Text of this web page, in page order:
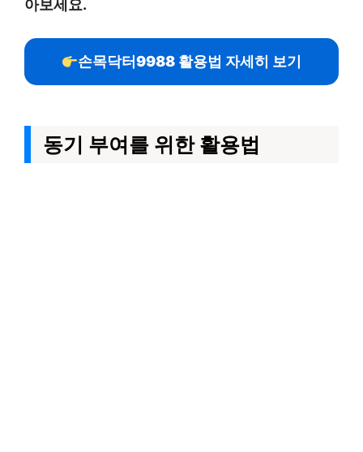
아보세요.
손목닥터9988 활용법 자세히 보기
동기 부여를 위한 활용법